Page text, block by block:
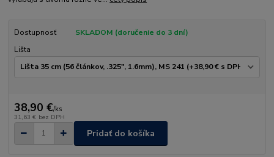
Dostupnosť
SKLADOM (doručenie do 3 dní)
Lišta
38,90 €/ks
31,63 € bez DPH
Pridať do košíka